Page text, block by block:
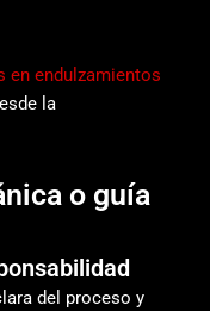
en endulzamientos
la
o guía
del proceso y